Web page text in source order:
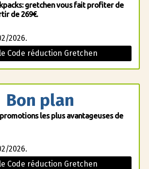
gretchen vous fait profiter de
de 269€.
2026.
Code réduction Gretchen
Bon plan
les plus avantageuses de
2026.
Code réduction Gretchen